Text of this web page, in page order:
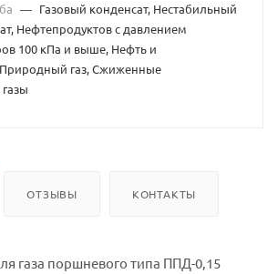
— Газовый конденсат, Нестабильный
Нефтепродуктов с давлением
100 кПа и выше, Нефть и
газ, Сжиженные
ОТЗЫВЫ КОНТАКТЫ
газа поршневого типа ППД-0,15